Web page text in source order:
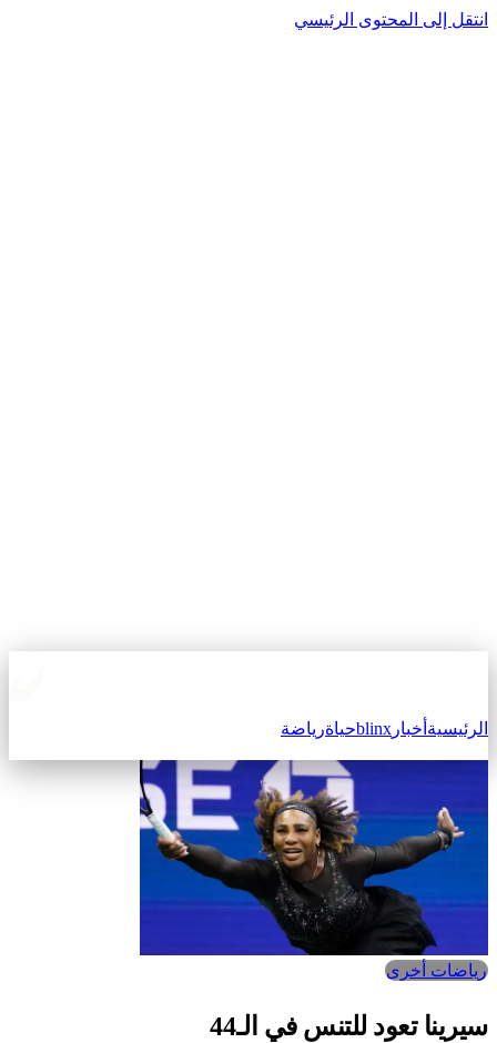
انتقل إلى المحتوى الرئيسي
الرئيسيةأخبارblinxحياةرياضة
رياضات أخرى
سيرينا تعود للتنس في الـ44